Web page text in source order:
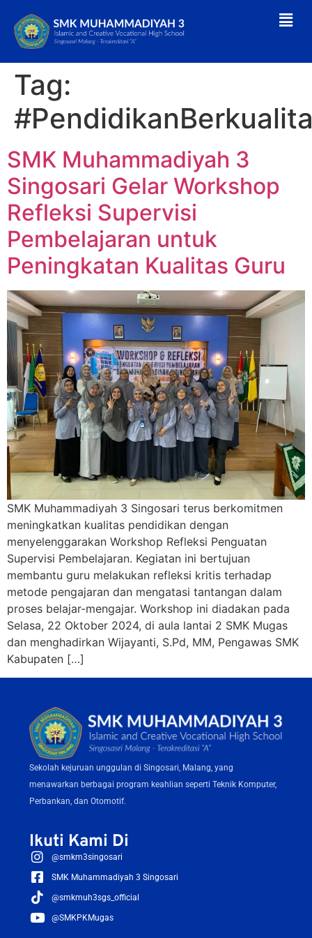
Tag:
SMK Muhammadiyah 3
Singosari Gelar Workshop
Refleksi Supervisi
Pembelajaran untuk
Peningkatan Kualitas Guru
SMK Muhammadiyah 3 Singosari terus berkomitmen
meningkatkan kualitas pendidikan dengan
menyelenggarakan Workshop Refleksi Penguatan
Supervisi Pembelajaran. Kegiatan ini bertujuan
membantu guru melakukan refleksi kritis terhadap
metode pengajaran dan mengatasi tantangan dalam
proses belajar-mengajar. Workshop ini diadakan pada
Selasa, 22 Oktober 2024, di aula lantai 2 SMK Mugas
dan menghadirkan Wijayanti, S.Pd, MM, Pengawas SMK
Kabupaten […]
Sekolah kejuruan unggulan di Singosari, Malang, yang
menawarkan berbagai program keahlian seperti Teknik Komputer,
Perbankan, dan Otomotif.
Ikuti Kami Di
@smkm3singosari
SMK Muhammadiyah 3 Singosari
@smkmuh3sgs_official
@SMKPKMugas